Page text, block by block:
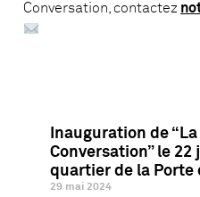
Conversation, contactez
Inauguration de
Conversation” le
quartier de la Porte
29 mai 2024